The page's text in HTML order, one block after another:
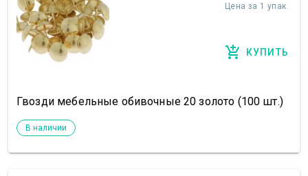
Цена за 1 упак.
КУПИТЬ
Гвозди мебельные обивочные 20 золото (100 шт.)
В наличии